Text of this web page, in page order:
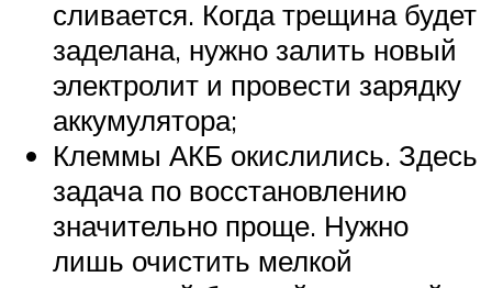
сливается. Когда трещина будет
заделана, нужно залить новый
электролит и провести зарядку
аккумулятора;
Клеммы АКБ окислились. Здесь
задача по восстановлению
значительно проще. Нужно
лишь очистить мелкой